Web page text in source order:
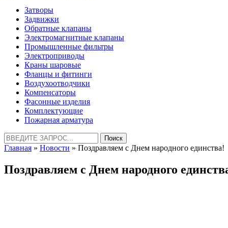
Затворы
Задвижки
Обратные клапаны
Электромагнитные клапаны
Промышленные фильтры
Электроприводы
Краны шаровые
Фланцы и фитинги
Воздухоотводчики
Компенсаторы
Фасонные изделия
Комплектующие
Пожарная арматура
Найти:
Главная » Новости » Поздравляем с Днем народного единства!
Поздравляем с Днем народного